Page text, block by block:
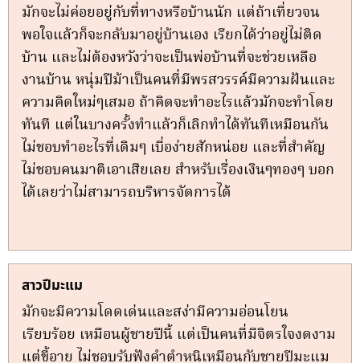
มักจะไม่ค่อยอยู่กับที่ทางหรือบ้านนัก แต่ถ้าเที่ยวจน
พอใจแล้วก็จะกลับมาอยู่บ้านเอง เรียกได้ว่าอยู่ไม่ติด
บ้าน และไม่ต้องหวังว่าจะเป็นพ่อบ้านที่จะช่วยเหลือ
งานบ้าน หนุ่มปีม้าเป็นคนที่มีพรสวรรค์มีความฝันและ
ความคิดใหม่ๆเสมอ ถ้าคิดจะทำอะไรแล้วมักจะทำโดย
ทันที แต่ในบางครั้งทำแล้วก็เลิกทำได้ทันทีเหมือนกัน
ไม่ชอบทำอะไรที่เดิมๆ เบี่อง่ายสักหน่อย และที่สำคัญ
ไม่ชอบคนมาติเอาเสียเลย สำหรับเรื่องเงินๆทองๆ บอก
ได้เลยว่าไม่สามารถบริหารจัดการได้
สาวปีมะแม
มักจะมีความโดดเด่นและสง่ามีความอ่อนโยน
เรียบร้อย เหมือนผู้ชายปีนี้ แต่เป็นคนที่มีจิตรใจงดงาม
แต่ขี้อาย ไม่ชอบรับฟังคำตำหนิเหมือนกับชายปีมะแม